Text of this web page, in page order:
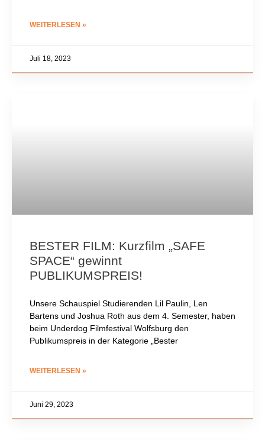
WEITERLESEN »
Juli 18, 2023
BESTER FILM: Kurzfilm „SAFE
SPACE“ gewinnt
PUBLIKUMSPREIS!
Unsere Schauspiel Studierenden Lil Paulin, Len
Bartens und Joshua Roth aus dem 4. Semester, haben
beim Underdog Filmfestival Wolfsburg den
Publikumspreis in der Kategorie „Bester
WEITERLESEN »
Juni 29, 2023